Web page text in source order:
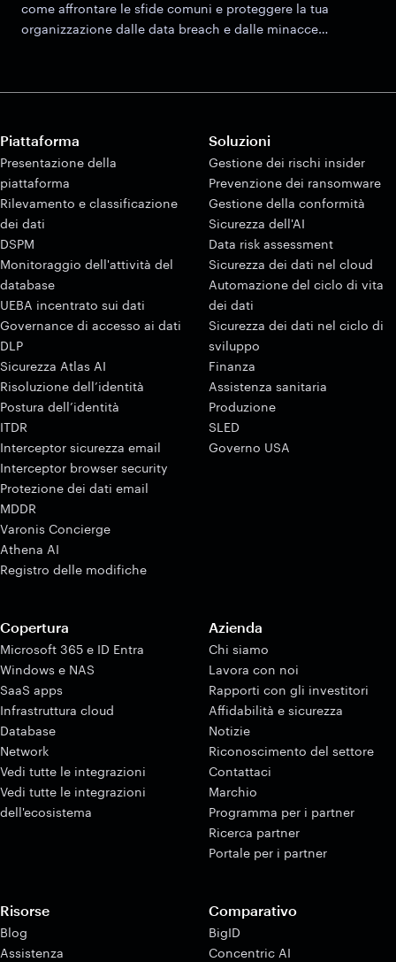
come affrontare le sfide comuni e proteggere la tua
organizzazione dalle data breach e dalle minacce
Piattaforma
Presentazione della
piattaforma
Rilevamento e classificazione
dei dati
DSPM
Monitoraggio dell'attività del
database
UEBA incentrato sui dati
Governance di accesso ai dati
DLP
Sicurezza Atlas AI
Risoluzione dell’identità
Postura dell’identità
ITDR
Interceptor sicurezza email
Interceptor browser security
Protezione dei dati email
MDDR
Varonis Concierge
Athena AI
Registro delle modifiche
Soluzioni
Gestione dei rischi insider
Prevenzione dei ransomware
Gestione della conformità
Sicurezza dell'AI
Data risk assessment
Sicurezza dei dati nel cloud
Automazione del ciclo di vita
dei dati
Sicurezza dei dati nel ciclo di
sviluppo
Finanza
Assistenza sanitaria
Produzione
SLED
Governo USA
Copertura
Microsoft 365 e ID Entra
Windows e NAS
SaaS apps
Infrastruttura cloud
Database
Network
Vedi tutte le integrazioni
Vedi tutte le integrazioni
dell'ecosistema
Azienda
Chi siamo
Lavora con noi
Rapporti con gli investitori
Affidabilità e sicurezza
Notizie
Riconoscimento del settore
Contattaci
Marchio
Programma per i partner
Ricerca partner
Portale per i partner
Risorse
Blog
Assistenza
Comparativo
BigID
Concentric AI